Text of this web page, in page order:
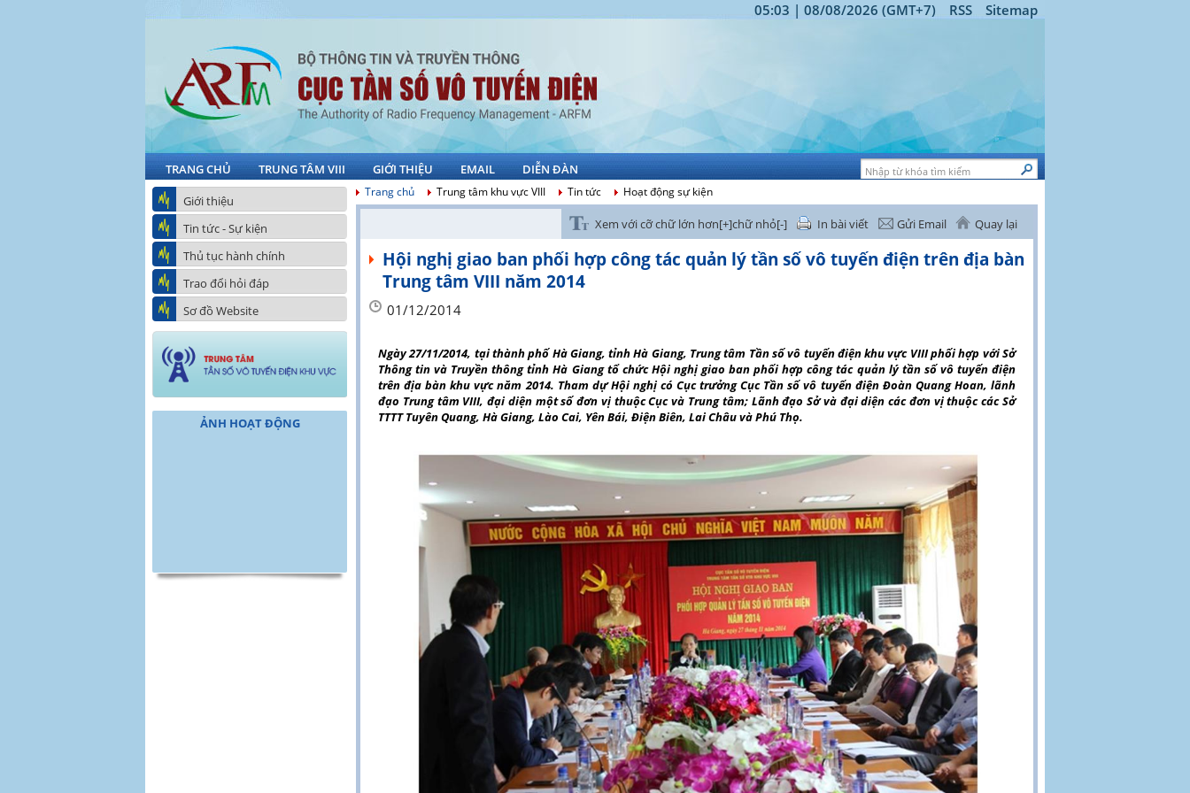
05:03 | 08/08/2026 (GMT+7) RSS Sitemap
TRANG CHỦ TRUNG TÂM VIII GIỚI THIỆU EMAIL
DIỄN ĐÀN
Giới thiệu
Tin tức - Sự kiện
Thủ tục hành chính
Trao đổi hỏi đáp
Sơ đồ Website
ẢNH HOẠT ĐỘNG
Trang chủ Trung tâm khu vực VIII Tin tức Hoạt động sự kiện
Xem với cỡ chữ lớn hơn[+]chữ nhỏ[-] In bài viết Gửi Email Quay lại
Hội nghị giao ban phối hợp công tác quản lý tần số vô tuyến điện trên địa bàn
Trung tâm VIII năm 2014
01/12/2014
Ngày 27/11/2014, tại thành phố Hà Giang, tỉnh Hà Giang, Trung tâm Tần số vô tuyến điện khu vực VIII phối hợp với Sở
Thông tin và Truyền thông tỉnh Hà Giang tổ chức Hội nghị giao ban phối hợp công tác quản lý tần số vô tuyến điện
trên địa bàn khu vực năm 2014. Tham dự Hội nghị có Cục trưởng Cục Tần số vô tuyến điện Đoàn Quang Hoan, lãnh
đạo Trung tâm VIII, đại diện một số đơn vị thuộc Cục và Trung tâm; Lãnh đạo Sở và đại diện các đơn vị thuộc các Sở
TTTT Tuyên Quang, Hà Giang, Lào Cai, Yên Bái, Điện Biên, Lai Châu và Phú Thọ.